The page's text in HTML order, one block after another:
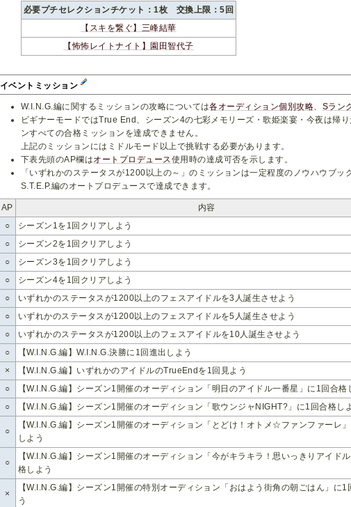
必要プチセレクションチケット：1枚 交換上限：5回
【スキを繋ぐ】三峰結華
【怖怖レイトナイト】園田智代子
イベントミッション
W.I.N.G.編に関するミッションの攻略については各オーディション個別攻略、 Sラン
ビギナーモードではTrue End、シーズン4の七彩メモリーズ・歌姫楽宴・今夜は帰
ンすべての合格ミッションを達成できません。
上記のミッションにはミドルモード以上で挑戦する必要があります。
下表先頭のAP欄はオートプロデュース使用時の達成可否を示します。
「いずれかのステータスが1200以上の～」のミッションは一定程度のノウハウブッ
S.T.E.P.編のオートプロデュースで達成できます。
AP 内容
○ シーズン1を1回クリアしよう
○
シーズン2を1回クリアしよう
○
シーズン3を1回クリアしよう
○
シーズン4を1回クリアしよう
○
いずれかのステータスが1200以上のフェスアイドルを3人誕生させよう
○
いずれかのステータスが1200以上のフェスアイドルを5人誕生させよう
○
いずれかのステータスが1200以上のフェスアイドルを10人誕生させよう
○
【W.I.N.G.編】W.I.N.G.決勝に1回進出しよう
×
【W.I.N.G.編】いずれかのアイドルのTrueEndを1回見よう
○
【W.I.N.G.編】シーズン1開催のオーディション「明日のアイドル一番星」に1回合格
○
【W.I.N.G.編】シーズン1開催のオーディション「歌ウンジャNIGHT?」に1回合格し
○
【W.I.N.G.編】シーズン1開催のオーディション「とどけ！オトメ☆ファンファーレ
しよう
○
【W.I.N.G.編】シーズン1開催のオーディション「今がキラキラ！思いっきりアイド
格しよう
×
【W.I.N.G.編】シーズン1開催の特別オーディション「おはよう街角の朝ごはん」に1
う